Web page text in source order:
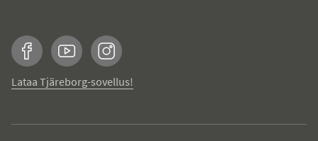
FacebookYouTubeInstagram
Lataa Tjäreborg-sovellus!